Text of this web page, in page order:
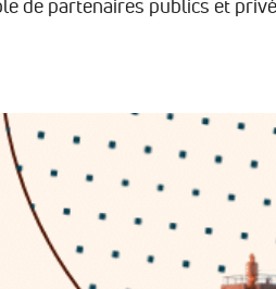
de partenaires publics et